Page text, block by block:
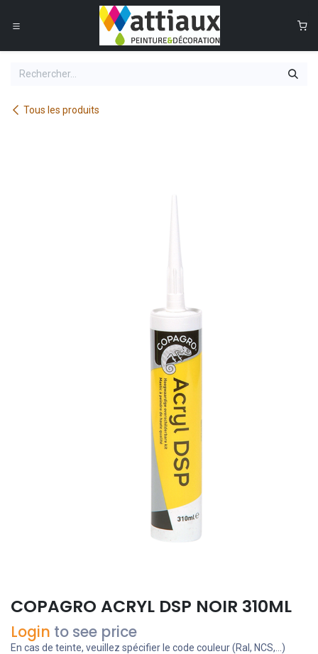
Se rendre au contenu
Tous les produits
COPAGRO ACRYL DSP NOIR 310ML
Login to see price
En cas de teinte, veuillez spécifier le code couleur (Ral, NCS,...)